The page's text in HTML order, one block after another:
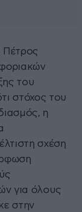
Πέτρος
του
στόχος του
η
σχέση
για όλους
στην